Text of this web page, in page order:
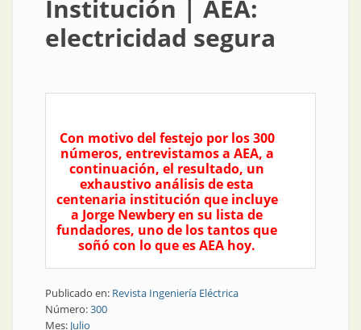
Institución | AEA:
electricidad segura
Con motivo del festejo por los 300
números, entrevistamos a AEA, a
continuación, el resultado, un
exhaustivo análisis de esta
centenaria institución que incluye
a Jorge Newbery en su lista de
fundadores, uno de los tantos que
soñó con lo que es AEA hoy.
Publicado en: Revista Ingeniería Eléctrica
Número:300
Mes: Julio